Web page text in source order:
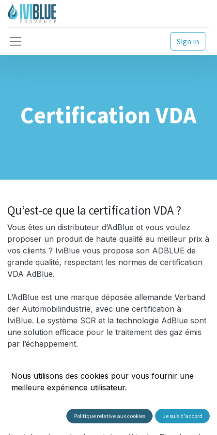
Sign in
Certification VDA
Qu’est-ce que la certification VDA ?
Vous êtes un distributeur d’AdBlue et vous voulez
proposer un produit de haute qualité au meilleur prix à
vos clients ? IviBlue vous propose son ADBLUE de
grande qualité, respectant les normes de certification
VDA AdBlue.
L’AdBlue est une marque déposée allemande Verband
der Automobilindustrie, avec une certification à
IviBlue. Le système SCR et la technologie AdBlue sont
une solution efficace pour le traitement des gaz émis
par l’échappement.
Europe grâce à son efficacité à rendre les voitures
Diesel (voitures utilitaires, camions…) moins polluants.
de plus en plus importante, et c’est une tendance qui
va encore augmenter pour les prochaines années
Nous utilisons des cookies pour vous fournir une
meilleure expérience utilisateur.
Politique relative aux cookies Je suis d'accord